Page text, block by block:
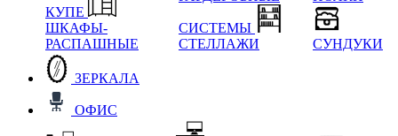
КУПЕ
ШКАФЫ-
РАСПАШНЫЕ
СИСТЕМЫ
СТЕЛЛАЖИ
СУНДУКИ
ЗЕРКАЛА
ОФИС